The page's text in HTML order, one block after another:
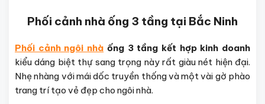
Phối cảnh nhà ống 3 tầng tại Bắc Ninh
Phối cảnh ngôi nhà ống 3 tầng kết hợp kinh doanh
kiểu dáng biệt thự sang trọng này rất giàu nét hiện đại.
Nhẹ nhàng với mái dốc truyền thống và một vài gờ phào
trang trí tạo vẻ đẹp cho ngôi nhà.